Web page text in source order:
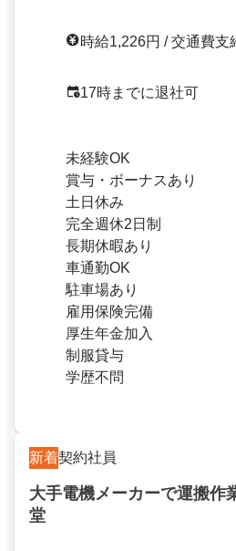
時給1,226円 / 交通費支
17時までに退社可
未経験OK
賞与・ボーナスあり
土日休み
完全週休2日制
長期休暇あり
車通勤OK
駐車場あり
雇用保険完備
厚生年金加入
制服貸与
学歴不問
新着契約社員
大手電機メーカーで運搬作
堂